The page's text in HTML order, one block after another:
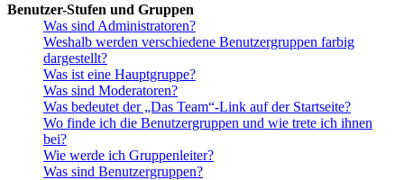
Benutzer-Stufen und Gruppen
Was sind Administratoren?
Weshalb werden verschiedene Benutzergruppen farbig
dargestellt?
Was ist eine Hauptgruppe?
Was sind Moderatoren?
Was bedeutet der „Das Team“-Link auf der Startseite?
Wo finde ich die Benutzergruppen und wie trete ich ihnen
bei?
Wie werde ich Gruppenleiter?
Was sind Benutzergruppen?